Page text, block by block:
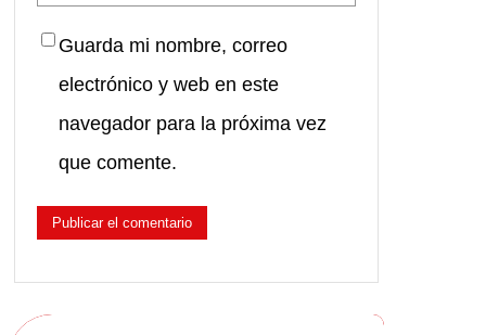
Guarda mi nombre, correo
electrónico y web en este
navegador para la próxima vez
que comente.